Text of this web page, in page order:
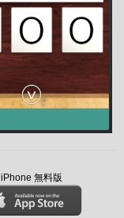
iPhone 無料版